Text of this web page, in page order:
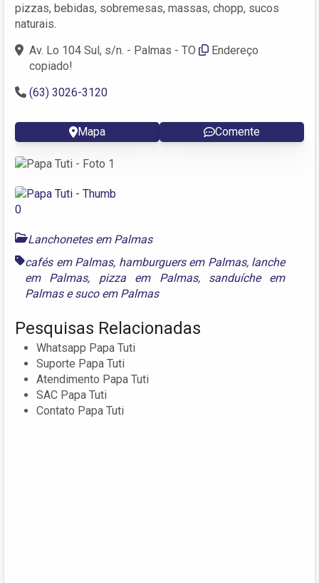
pizzas, bebidas, sobremesas, massas, chopp, sucos
naturais.
Av. Lo 104 Sul, s/n. - Palmas - TO
Endereço
copiado!
(63) 3026-3120
Mapa Comente
Lanchonetes em Palmas
cafés em Palmas, hamburguers em Palmas, lanche
em Palmas, pizza em Palmas, sanduíche em
Palmasesuco em Palmas
Pesquisas Relacionadas
Whatsapp Papa Tuti
Suporte Papa Tuti
Atendimento Papa Tuti
SAC Papa Tuti
Contato Papa Tuti